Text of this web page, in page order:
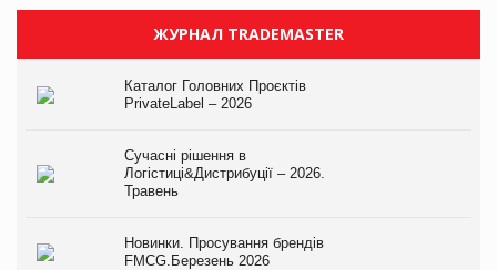
ЖУРНАЛ TRADEMASTER
Каталог Головних Проєктів
PrivateLabel – 2026
Сучасні рішення в
Логістиці&Дистрибуції – 2026.
Травень
Новинки. Просування брендів
FMCG.Березень 2026